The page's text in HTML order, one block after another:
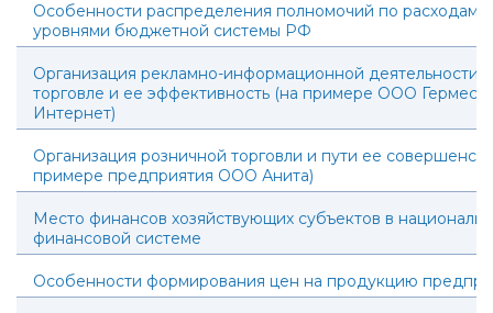
Особенности распределения полномочий по расходам
уровнями бюджетной системы РФ
Организация рекламно-информационной деятельности
торговле и ее эффективность (на примере ООО Гермес
Интернет)
Организация розничной торговли и пути ее
примере предприятия ООО Анита)
Место финансов хозяйствующих субъектов в
финансовой системе
Особенности формирования цен на продукцию